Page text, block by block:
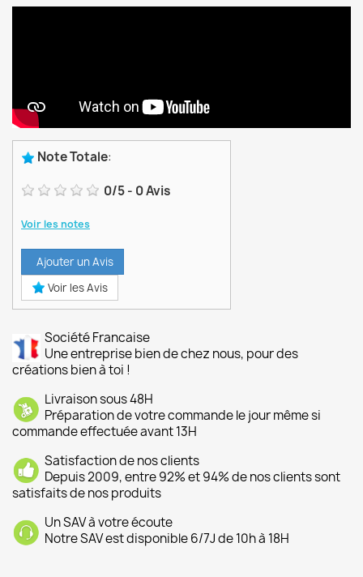
Note Totale:
0/5- 0Avis
Voir les notes
Ajouter un Avis
Voir les Avis
Société Francaise
Une entreprise bien de chez nous, pour des
créations bien à toi !
Livraison sous 48H
Préparation de votre commande le jour même si
commande effectuée avant 13H
Satisfaction de nos clients
Depuis 2009, entre 92% et 94% de nos clients sont
satisfaits de nos produits
Un SAV à votre écoute
Notre SAV est disponible 6/7J de 10h à 18H